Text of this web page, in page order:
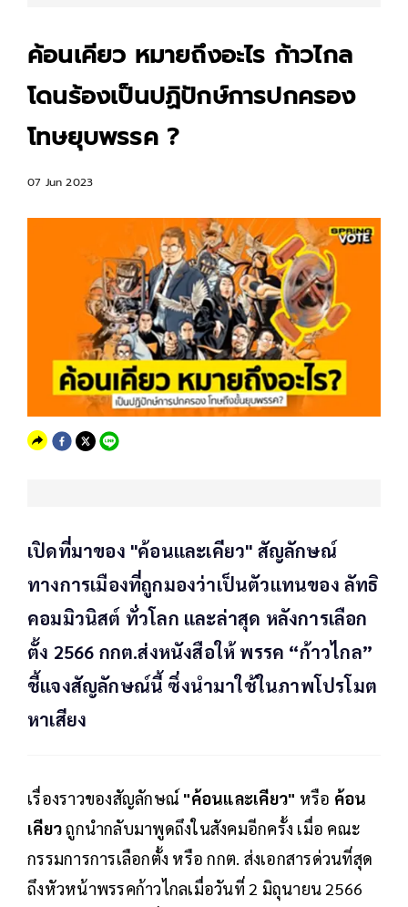
ค้อนเคียว หมายถึงอะไร ก้าวไกล
โดนร้องเป็นปฏิปักษ์การปกครอง
โทษยุบพรรค ?
07 Jun 2023
เปิดที่มาของ "ค้อนและเคียว" สัญลักษณ์
ทางการเมืองที่ถูกมองว่าเป็นตัวแทนของ ลัทธิ
คอมมิวนิสต์ ทั่วโลก และล่าสุด หลังการเลือก
ตั้ง 2566 กกต.ส่งหนังสือให้ พรรค “ก้าวไกล”
ชี้แจงสัญลักษณ์นี้ ซึ่งนำมาใช้ในภาพโปรโมต
หาเสียง
เรื่องราวของสัญลักษณ์ "ค้อนและเคียว" หรือ ค้อน
เคียวถูกนำกลับมาพูดถึงในสังคมอีกครั้ง เมื่อ คณะ
กรรมการการเลือกตั้ง หรือ กกต. ส่งเอกสารด่วนที่สุด
ถึงหัวหน้าพรรคก้าวไกลเมื่อวันที่ 2 มิถุนายน 2566